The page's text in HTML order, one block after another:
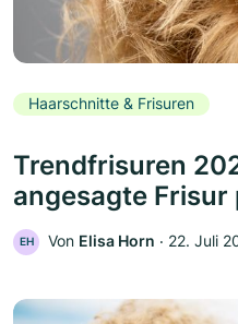
Haarschnitte & Frisuren
Trendfrisuren
angesagte Frisur
EH Von Elisa Horn ‧ 22. Juli